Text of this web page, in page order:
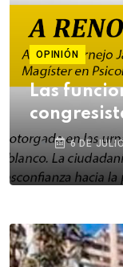
OPINIÓN
Las
6 DE